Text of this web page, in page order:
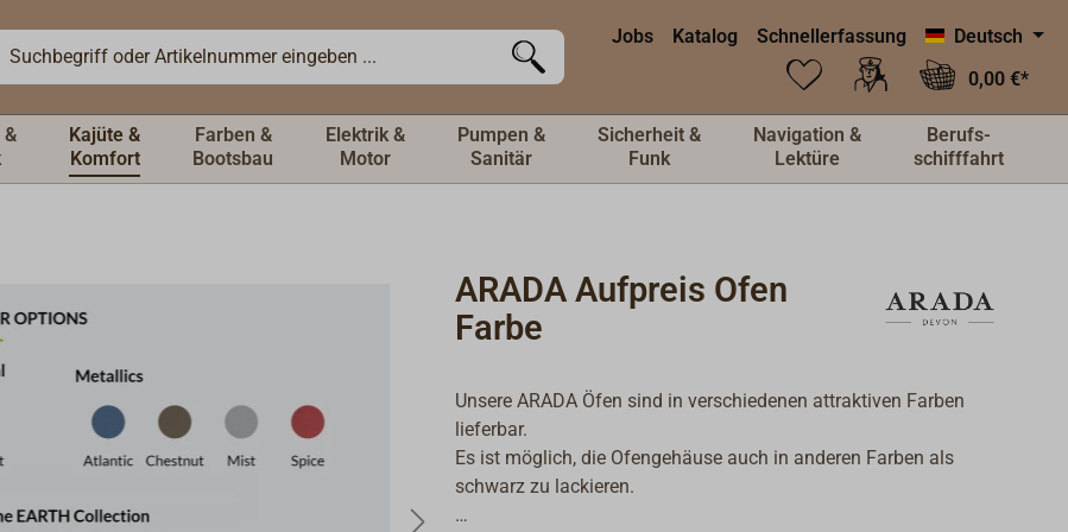
Jobs Katalog Schnellerfassung
Deutsch
0,00 €*
&
Kajüte &
Komfort
Farben &
Bootsbau
Elektrik &
Motor
Pumpen &
Sanitär
Sicherheit &
Funk
Navigation &
Lektüre
Berufs-
schifffahrt
ARADA Aufpreis Ofen
Farbe
Unsere ARADA Öfen sind in verschiedenen attraktiven Farben
lieferbar.
Es ist möglich, die Ofengehäuse auch in anderen Farben als
schwarz zu lackieren.